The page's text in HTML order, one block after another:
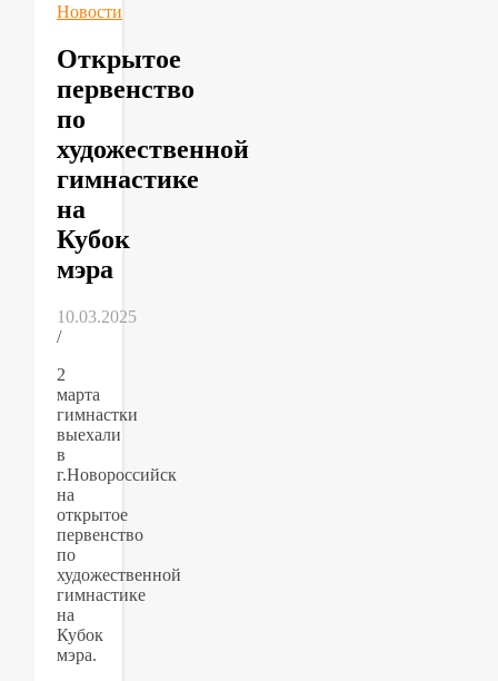
Новости
Открытое
первенство
по
художественной
гимнастике
на
Кубок
мэра
10.03.2025
/
2
марта
гимнастки
выехали
в
г.Новороссийск
на
открытое
первенство
по
художественной
гимнастике
на
Кубок
мэра.